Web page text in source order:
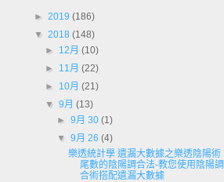
► 2019 (186)
▼ 2018 (148)
► 12月(10)
► 11月(22)
► 10月(21)
▼9月(13)
► 9月 30 (1)
▼ 9月 26 (4)
樂透統計學 遺漏大數據之樂透陰陽術
尾數的陰陽調合法-教您使用陰陽調
合術搭配遺漏大數據